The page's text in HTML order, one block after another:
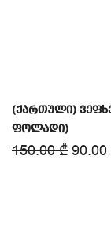
(ქართული)
ფოლადი)
150.00₾ 90.00